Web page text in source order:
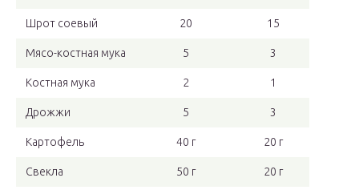
Шрот соевый 20 15
Мясо-костная мука 5 3
Костная мука 2 1
Дрожжи 5 3
Картофель 40 г 20 г
Свекла 50 г 20 г